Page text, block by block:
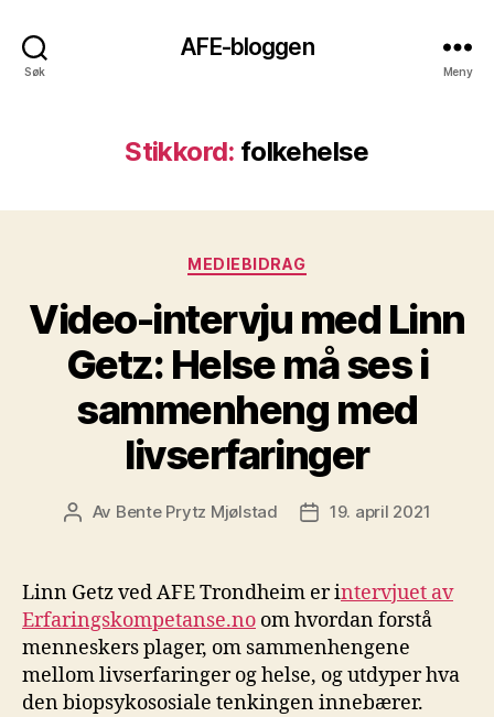
Søk
AFE-bloggen
Meny
Stikkord: folkehelse
Kategorier
MEDIEBIDRAG
Video-intervju med Linn
Getz: Helse må ses i
sammenheng med
livserfaringer
Innleggsforfatter
Av Bente Prytz Mjølstad Publiseringsdato
19. april 2021
Linn Getz ved AFE Trondheim er intervjuet av
Erfaringskompetanse.no om hvordan forstå
menneskers plager, om sammenhengene
mellom livserfaringer og helse, og utdyper hva
den biopsykososiale tenkingen innebærer.